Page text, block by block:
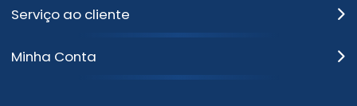
Serviço ao cliente
Minha Conta